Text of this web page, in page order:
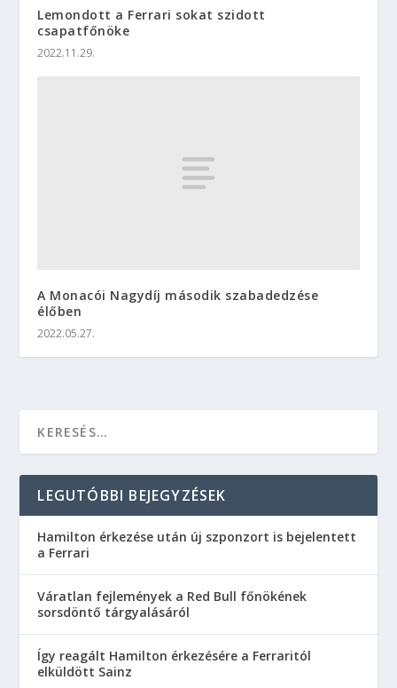
Lemondott a Ferrari sokat szidott
csapatfőnöke
2022.11.29.
A Monacói Nagydíj második szabadedzése
élőben
2022.05.27.
LEGUTÓBBI BEJEGYZÉSEK
Hamilton érkezése után új szponzort is bejelentett
a Ferrari
Váratlan fejlemények a Red Bull főnökének
sorsdöntő tárgyalásáról
Így reagált Hamilton érkezésére a Ferraritól
elküldött Sainz